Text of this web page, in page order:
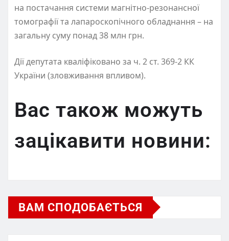
на постачання системи магнітно-резонансної
томографії та лапароскопічного обладнання – на
загальну суму понад 38 млн грн.
Дії депутата кваліфіковано за ч. 2 ст. 369-2 КК
України (зловживання впливом).
Вас також можуть
зацікавити новини:
ВАМ СПОДОБАЄТЬСЯ